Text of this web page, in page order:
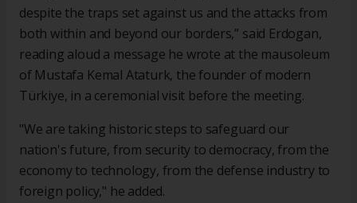
despite the traps set against us and the attacks from
both within and beyond our borders,” said Erdogan,
reading aloud a message he wrote at the mausoleum
of Mustafa Kemal Ataturk, the founder of modern
Türkiye, in a ceremonial visit before the meeting.
"We are taking historic steps to safeguard our
nation's future, from security to democracy, from the
economy to technology, from the defense industry to
foreign policy," he added.